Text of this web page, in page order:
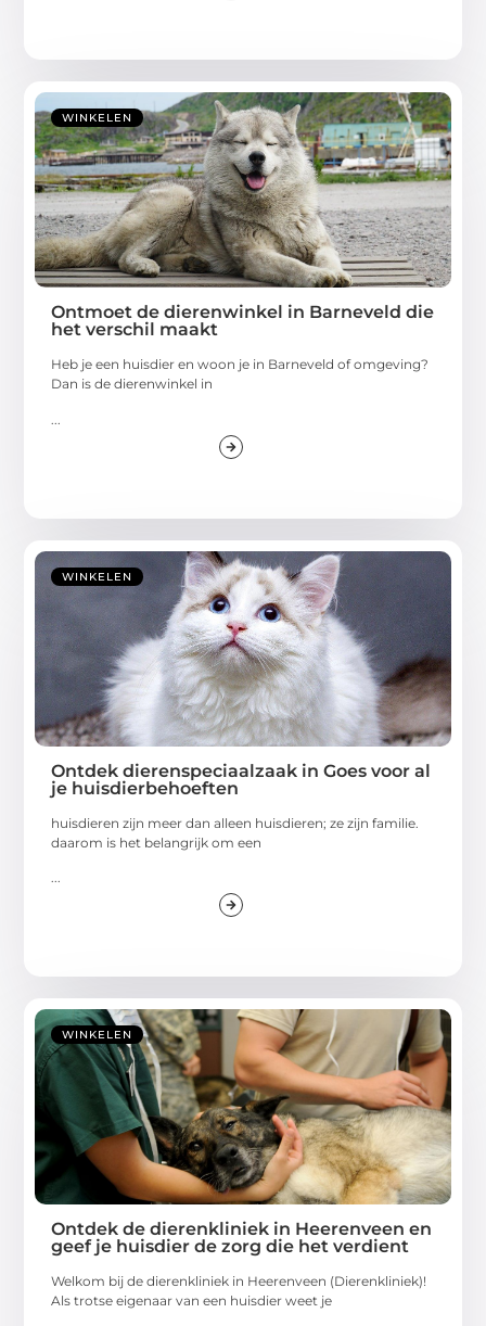
WINKELEN
Ontmoet de dierenwinkel in Barneveld die
het verschil maakt
Heb je een huisdier en woon je in Barneveld of omgeving?
Dan is de dierenwinkel in
WINKELEN
Ontdek dierenspeciaalzaak in Goes voor al
je huisdierbehoeften
huisdieren zijn meer dan alleen huisdieren; ze zijn familie.
daarom is het belangrijk om een
...
WINKELEN
Ontdek de dierenkliniek in Heerenveen en
geef je huisdier de zorg die het verdient
Welkom bij de dierenkliniek in Heerenveen (Dierenkliniek)!
Als trotse eigenaar van een huisdier weet je